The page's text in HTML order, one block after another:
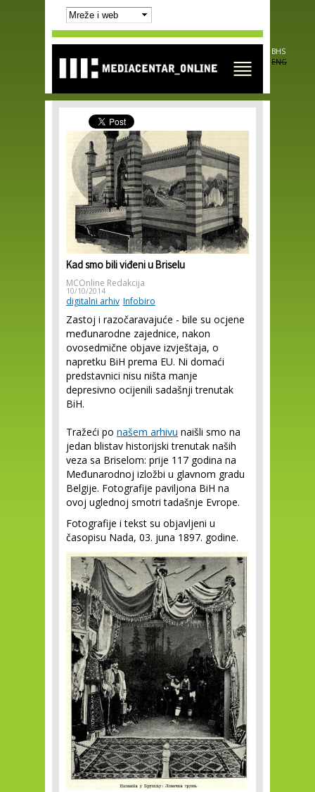
Skip to
main
content
BHS
ENG
Kad smo bili viđeni u Briselu
MCOnline Redakcija
10/10/2014
digitalni arhiv Infobiro
Zastoj i razočaravajuće - bile su ocjene
međunarodne zajednice, nakon
ovosedmične objave izvještaja, o
napretku BiH prema EU. Ni domaći
predstavnici nisu ništa manje
depresivno ocijenili sadašnji trenutak
BiH.
Tražeći po našem arhivu naišli smo na
jedan blistav historijski trenutak naših
veza sa Briselom: prije 117 godina na
Međunarodnoj izložbi u glavnom gradu
Belgije. Fotografije paviljona BiH na
ovoj uglednoj smotri tadašnje Evrope.
Fotografije i tekst su objavljeni u
časopisu Nada, 03. juna 1897. godine.